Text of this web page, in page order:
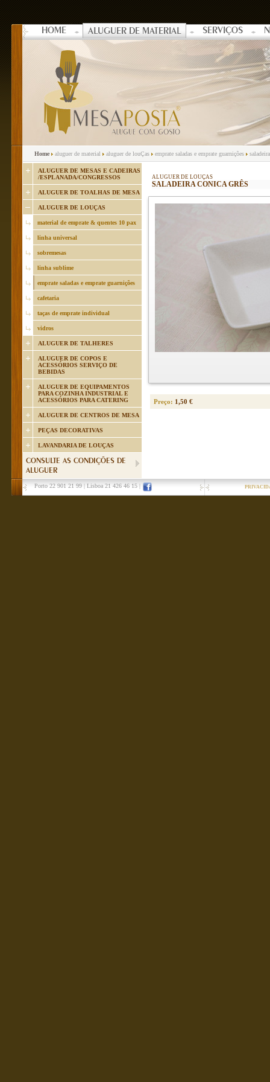
HOME ALUGUER DE MATERIAL SERVIÇOS
Home aluguer de material aluguer de louÇas emprate saladas e emprate guarnições
ALUGUER DE MESAS E CADEIRAS
/ESPLANADA/CONGRESSOS
ALUGUER DE TOALHAS DE MESA
ALUGUER DE LOUÇAS
material de emprate & quentes 10 pax
linha universal
sobremesas
linha sublime
emprate saladas e emprate guarnições
cafetaria
taças de emprate individual
vidros
ALUGUER DE TALHERES
ALUGUER DE COPOS E
ACESSÓRIOS SERVIÇO DE
BEBIDAS
ALUGUER DE EQUIPAMENTOS
PARA COZINHA INDUSTRIAL E
ACESSÓRIOS PARA CATERING
ALUGUER DE CENTROS DE MESA
PEÇAS DECORATIVAS
LAVANDARIA DE LOUÇAS
CONSULTE AS CONDIÇÕES DE
ALUGUER
ALUGUER DE LOUÇAS
SALADEIRA CONICA GRÊS
Preço: 1,50 €
Porto 22 901 21 99 Lisboa 21 426 46 15